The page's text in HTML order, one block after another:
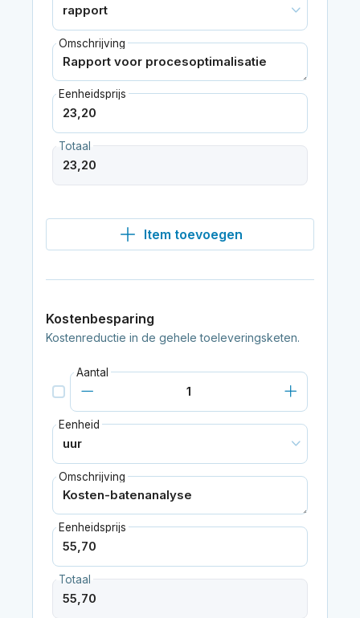
Omschrijving
Eenheidsprijs
Totaal
Item toevoegen
Kostenbesparing
Kostenreductie in de gehele toeleveringsketen.
Aantal
Eenheid
Omschrijving
Eenheidsprijs
Totaal